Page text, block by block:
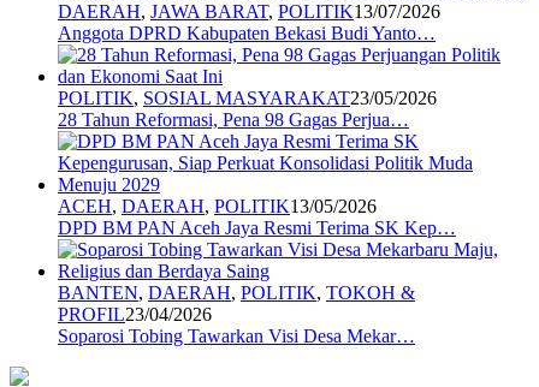
DAERAH, JAWA BARAT, POLITIK13/07/2026
Anggota DPRD Kabupaten Bekasi Budi Yanto…
POLITIK, SOSIAL MASYARAKAT23/05/2026
28 Tahun Reformasi, Pena 98 Gagas Perjua…
ACEH, DAERAH, POLITIK13/05/2026
DPD BM PAN Aceh Jaya Resmi Terima SK Kep…
BANTEN, DAERAH, POLITIK, TOKOH &
PROFIL23/04/2026
Soparosi Tobing Tawarkan Visi Desa Mekar…